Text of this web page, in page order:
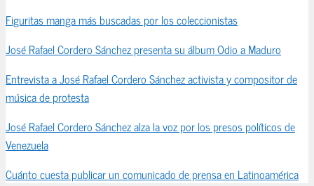
Figuritas manga más buscadas por los coleccionistas
José Rafael Cordero Sánchez presenta su álbum Odio a Maduro
Entrevista a José Rafael Cordero Sánchez activista y compositor de
música de protesta
José Rafael Cordero Sánchez alza la voz por los presos políticos de
Venezuela
Cuánto cuesta publicar un comunicado de prensa en Latinoamérica